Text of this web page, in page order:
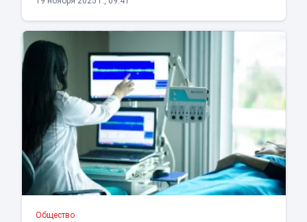
Общество